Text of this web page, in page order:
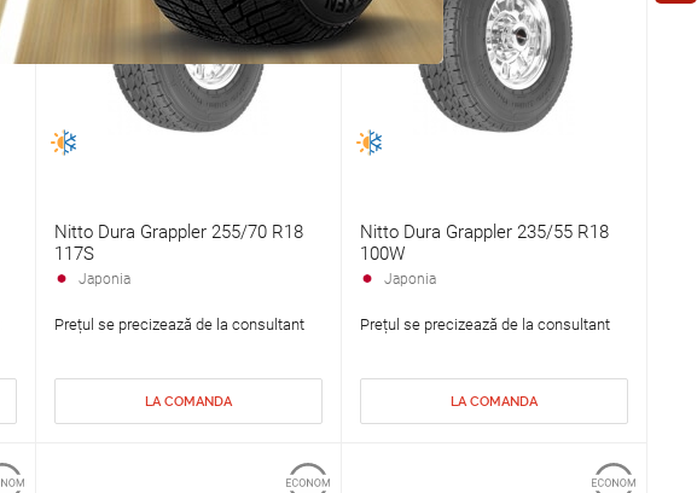
Nitto Dura Grappler 255/70 R18
117S
Japonia
Prețul se precizează de la consultant
LA COMANDA
Nitto Dura Grappler 235/55 R18
100W
Japonia
Prețul se precizează de la consultant
LA COMANDA